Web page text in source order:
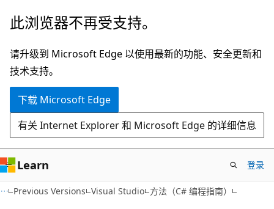
跳
主
要
内
此浏览器不再受支持。
请升级到 Microsoft Edge 以使用最新的功能、安全更新和
技术支持。
下载 Microsoft Edge
有关 Internet Explorer 和 Microsoft Edge 的详细信息
Learn 登录
Previous Versions Visual Studio 方法（C# 编程指南）